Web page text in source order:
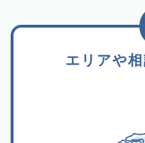
エリアや